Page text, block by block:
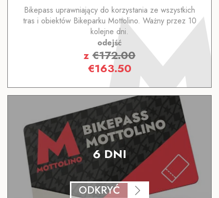
Bikepass uprawniający do korzystania ze wszystkich
tras i obiektów Bikeparku Mottolino. Ważny przez 10
kolejne dni.
odejść
z €172.00
€163.50
6 DNI
ODKRYĆ